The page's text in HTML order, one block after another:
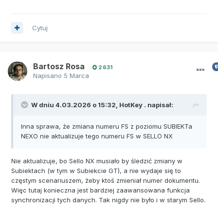
Cytuj
Bartosz Rosa 2 631
Napisano 5 Marca
W dniu 4.03.2026 o 15:32, HotKey . napisał:
Inna sprawa, że zmiana numeru FS z poziomu SUBIEKTa
NEXO nie aktualizuje tego numeru FS w SELLO NX
Nie aktualizuje, bo Sello NX musiało by śledzić zmiany w
Subiektach (w tym w Subiekcie GT), a nie wydaje się to
częstym scenariuszem, żeby ktoś zmieniał numer dokumentu.
Więc tutaj konieczna jest bardziej zaawansowana funkcja
synchronizacji tych danych. Tak nigdy nie było i w starym Sello.